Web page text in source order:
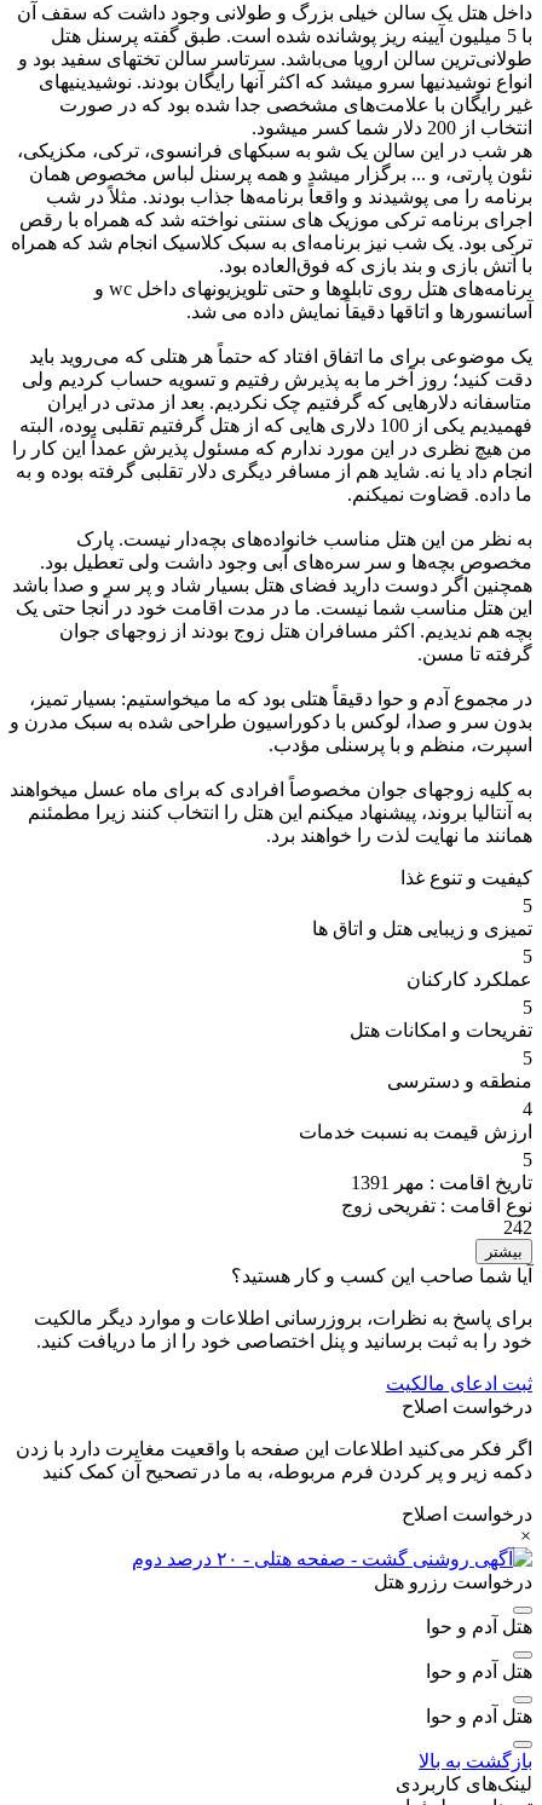
داخل هتل یک سالن خیلی بزرگ و طولانی وجود داشت که سقف آن
با 5 میلیون آیینه ریز پوشانده شده است. طبق گفته پرسنل هتل
طولانی‌ترین سالن اروپا می‌باشد. سرتاسر سالن تختهای سفید بود و
انواع نوشیدنیها سرو میشد که اکثر آنها رایگان بودند. نوشیدینیهای
غیر رایگان با علامت‌های مشخصی جدا شده بود که در صورت
انتخاب از 200 دلار شما کسر میشود.
هر شب در این سالن یک شو به سبکهای فرانسوی، ترکی، مکزیکی،
نئون پارتی، و ... برگزار میشد و همه پرسنل لباس مخصوص همان
برنامه را می پوشیدند و واقعاً برنامه‌ها جذاب بودند. مثلاً در شب
اجرای برنامه ترکی موزیک های سنتی نواخته شد که همراه با رقص
ترکی بود. یک شب نیز برنامه‌ای به سبک کلاسیک انجام شد که همراه
با آتش بازی و بند بازی که فوق‌العاده بود.
برنامه‌های هتل روی تابلوها و حتی تلویزیونهای داخل wc و
آسانسورها و اتاقها دقیقاً نمایش داده می شد.
یک موضوعی برای ما اتفاق افتاد که حتماً هر هتلی که می‌روید باید
دقت کنید؛ روز آخر ما به پذیرش رفتیم و تسویه حساب کردیم ولی
متاسفانه دلارهایی که گرفتیم چک نکردیم. بعد از مدتی در ایران
فهمیدیم یکی از 100 دلاری هایی که از هتل گرفتیم تقلبی بوده، البته
من هیچ نظری در این مورد ندارم که مسئول پذیرش عمداً این کار را
انجام داد یا نه. شاید هم از مسافر دیگری دلار تقلبی گرفته بوده و به
ما داده. قضاوت نمیکنم.
به نظر من این هتل مناسب خانواده‌های بچه‌دار نیست. پارک
مخصوص بچه‌ها و سر سره‌های آبی وجود داشت ولی تعطیل بود.
همچنین اگر دوست دارید فضای هتل بسیار شاد و پر سر و صدا باشد
این هتل مناسب شما نیست. ما در مدت اقامت خود در آنجا حتی یک
بچه هم ندیدیم. اکثر مسافران هتل زوج‌ بودند از زوجهای جوان
گرفته تا مسن.
در مجموع آدم و حوا دقیقاً هتلی بود که ما میخواستیم: بسیار تمیز،
بدون سر و صدا، لوکس با دکوراسیون طراحی شده به سبک مدرن و
اسپرت، منظم و با پرسنلی مؤدب.
به کلیه زوجهای جوان مخصوصاً افرادی که برای ماه عسل میخواهند
به آنتالیا بروند، پیشنهاد میکنم این هتل را انتخاب کنند زیرا مطمئنم
همانند ما نهایت لذت را خواهند برد.
کیفیت و تنوع غذا
5
تمیزی و زیبایی هتل و اتاق ها
5
عملکرد کارکنان
5
تفریحات و امکانات هتل
5
منطقه و دسترسی
4
ارزش قیمت به نسبت خدمات
5
تاریخ اقامت : مهر 1391
نوع اقامت : تفریحی زوج
242
بیشتر
آیا شما صاحب این کسب و کار هستید؟
برای پاسخ به نظرات، بروزرسانی اطلاعات و موارد دیگر مالکیت
خود را به ثبت برسانید و پنل اختصاصی خود را از ما دریافت کنید.
ثبت ادعای مالکیت
درخواست اصلاح
اگر فکر می‌کنید اطلاعات این صفحه با واقعیت مغایرت دارد با زدن
دکمه زیر و پر کردن فرم مربوطه، به ما در تصحیح آن کمک کنید
درخواست اصلاح
×
درخواست رزرو هتل
هتل آدم و حوا
هتل آدم و حوا
هتل آدم و حوا
بازگشت به بالا
لینک‌های کاربردی